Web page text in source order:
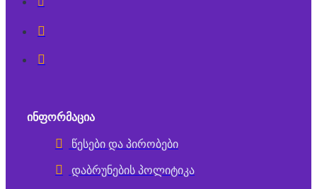
ᲘᲜᲤᲝᲠᲛᲐᲪᲘᲐ
წესები და პირობები
დაბრუნების პოლიტიკა